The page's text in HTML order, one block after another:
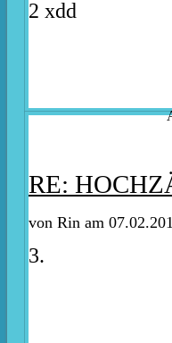
2 xdd
RE:
von Rin am
3.